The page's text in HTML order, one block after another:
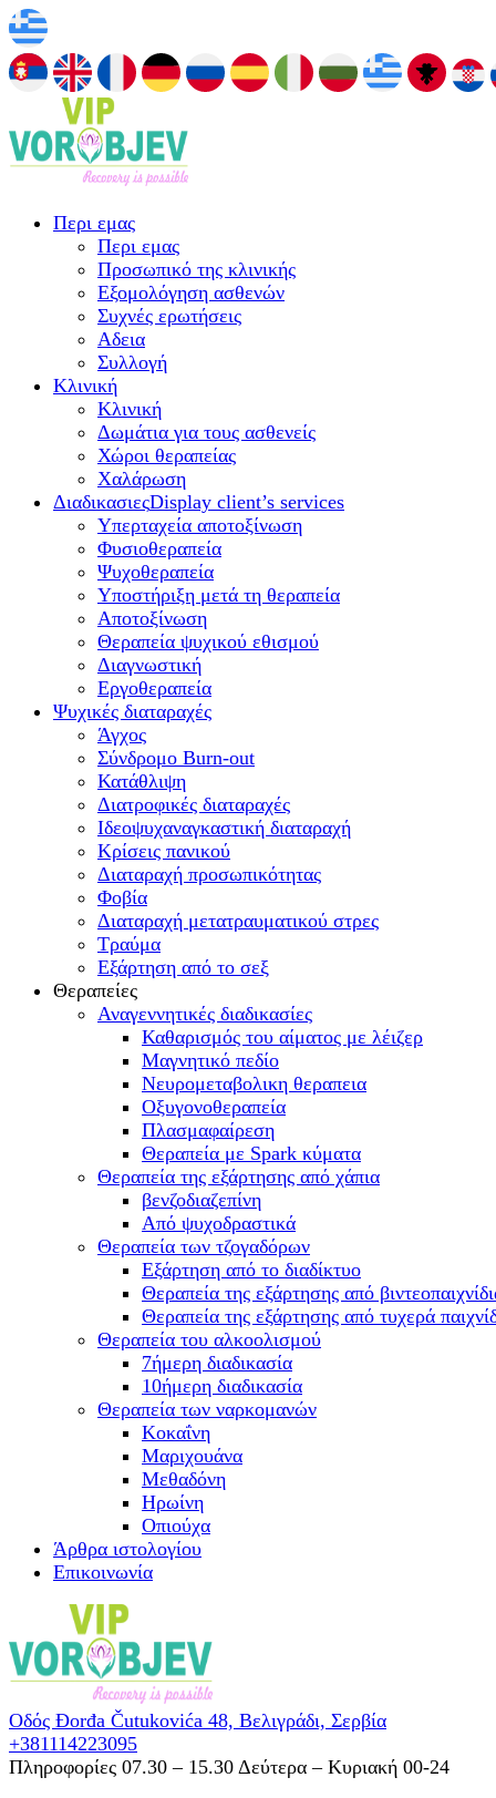
Περι εμας
Περι εμας
Προσωπικό της κλινικής
Εξομολόγηση ασθενών
Συχνές ερωτήσεις
Αδεια
Συλλογή
Κλινική
Κλινική
Δωμάτια για τους ασθενείς
Χώροι θεραπείας
Χαλάρωση
ΔιαδικασιεςDisplay client’s services
Υπερταχεία αποτοξίνωση
Φυσιοθεραπεία
Ψυχοθεραπεία
Υποστήριξη μετά τη θεραπεία
Αποτοξίνωση
Θεραπεία ψυχικού εθισμού
Διαγνωστική
Εργοθεραπεία
Ψυχικές διαταραχές
Άγχος
Σύνδρομο Burn-out
Κατάθλιψη
Διατροφικές διαταραχές
Ιδεοψυχαναγκαστική διαταραχή
Κρίσεις πανικού
Διαταραχή προσωπικότητας
Φοβία
Διαταραχή μετατραυματικού στρες
Τραύμα
Εξάρτηση από το σεξ
Θεραπείες
Αναγεννητικές διαδικασίες
Καθαρισμός του αίματος με λέιζερ
Μαγνητικό πεδίο
Νευρομεταβολικη θεραπεια
Οξυγονοθεραπεία
Πλασμαφαίρεση
Θεραπεία με Spark κύματα
Θεραπεία της εξάρτησης από χάπια
βενζοδιαζεπίνη
Από ψυχοδραστικά
Θεραπεία των τζογαδόρων
Εξάρτηση από το διαδίκτυο
Θεραπεία της εξάρτησης από
Θεραπεία της εξάρτησης από τυχερά
Θεραπεία του αλκοολισμού
7ήμερη διαδικασία
10ήμερη διαδικασία
Θεραπεία των ναρκομανών
Kοκαΐνη
Mαριχουάνα
Μεθαδόνη
Ηρωίνη
Oπιούχα
Άρθρα ιστολογίου
Επικοινωνία
Οδός Đorđa Čutukovića 48, Βελιγράδι, Σερβία
+381114223095
Πληροφορίες 07.30 – 15.30 Δεύτερα – Κυριακή 00-24